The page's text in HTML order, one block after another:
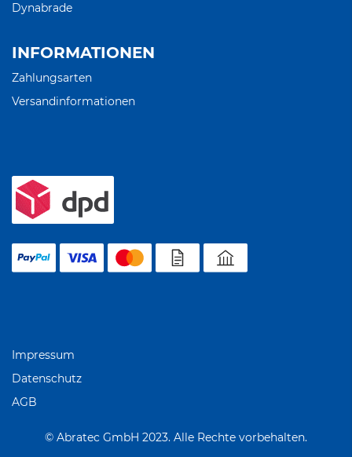
Dynabrade
INFORMATIONEN
Zahlungsarten
Versandinformationen
© Abratec GmbH 2023. Alle Rechte vorbehalten.
Impressum
Datenschutz
AGB